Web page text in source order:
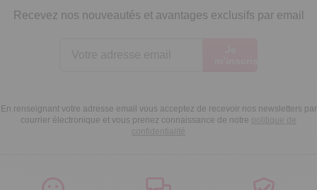
Recevez nos nouveautés et avantages exclusifs par email
En renseignant votre adresse email vous acceptez de recevoir nos newsletters par
courrier électronique et vous prenez connaissance de notre politique de
confidentialité